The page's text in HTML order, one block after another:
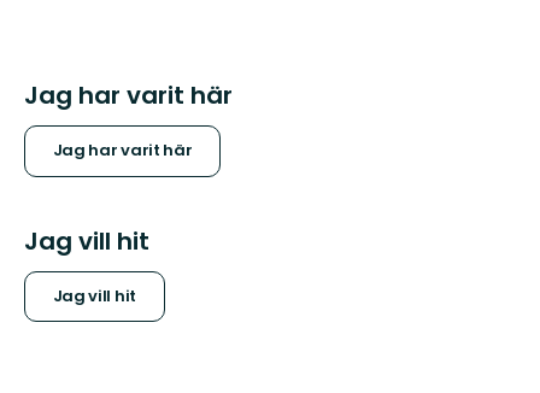
Jag har varit här
Jag har varit här
Jag vill hit
Jag vill hit